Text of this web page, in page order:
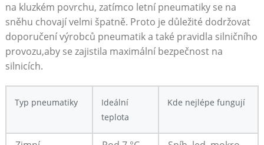
na kluzkém povrchu, zatímco letní ‌pneumatiky ⁢se na
sněhu chovají velmi špatně. Proto je důležité dodržovat
doporučení výrobců pneumatik a také pravidla silničního⁤
provozu,aby se zajistila maximální bezpečnost na
silnicích.
Typ ​pneumatiky
Ideální
teplota
Kde nejlépe fungují